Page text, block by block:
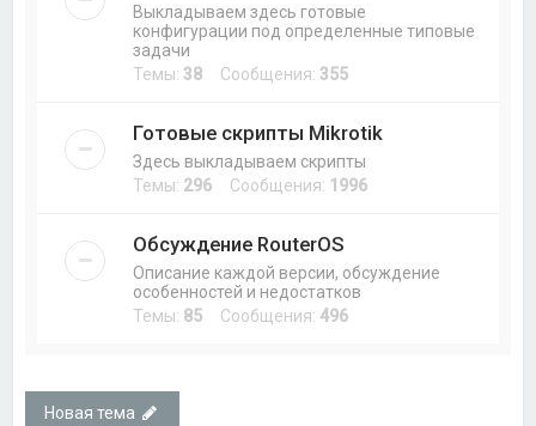
Выкладываем здесь готовые
конфигурации под определенные типовые
задачи
Темы: 38 Сообщения: 355
Готовые скрипты Mikrotik
Здесь выкладываем скрипты
Темы: 296 Сообщения: 1996
Обсуждение RouterOS
Описание каждой версии, обсуждение
особенностей и недостатков
Темы: 85 Сообщения:496
Новая тема